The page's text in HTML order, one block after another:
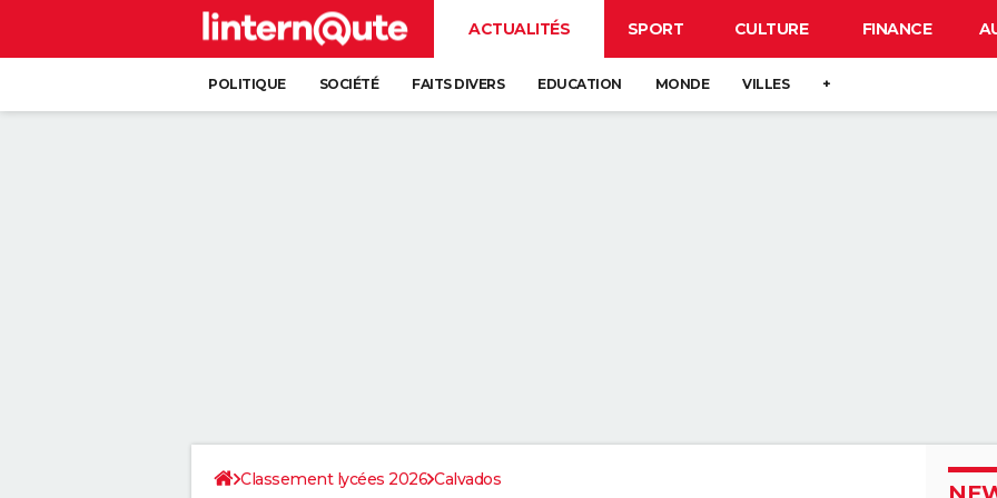
ACTUALITÉS SPORT CULTURE FINANCE
POLITIQUE SOCIÉTÉ FAITS DIVERS EDUCATION MONDE VILLES +
Classement lycées 2026 Calvados